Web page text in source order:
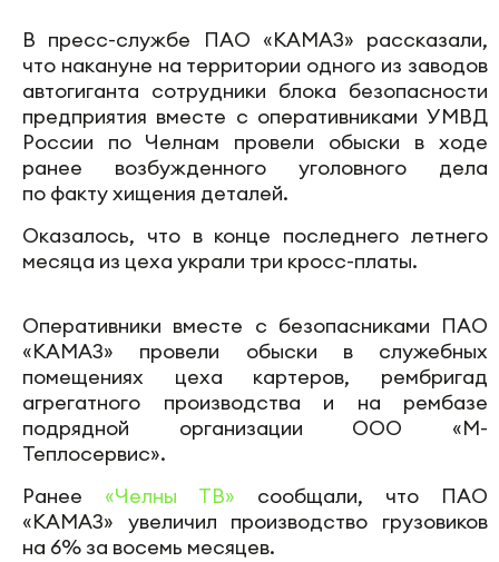
В пресс-службе ПАО «КАМАЗ» рассказали,
что накануне на территории одного из заводов
автогиганта сотрудники блока безопасности
предприятия вместе с оперативниками УМВД
России по Челнам провели обыски в ходе
ранее возбужденного уголовного дела
по факту хищения деталей.
Оказалось, что в конце последнего летнего
месяца из цеха украли три кросс-платы.
Оперативники вместе с безопасниками ПАО
«КАМАЗ» провели обыски в служебных
помещениях цеха картеров, рембригад
агрегатного производства и на рембазе
подрядной организации ООО «М-
Теплосервис».
Ранее «Челны ТВ» сообщали, что ПАО
«КАМАЗ» увеличил производство грузовиков
на 6% за восемь месяцев.